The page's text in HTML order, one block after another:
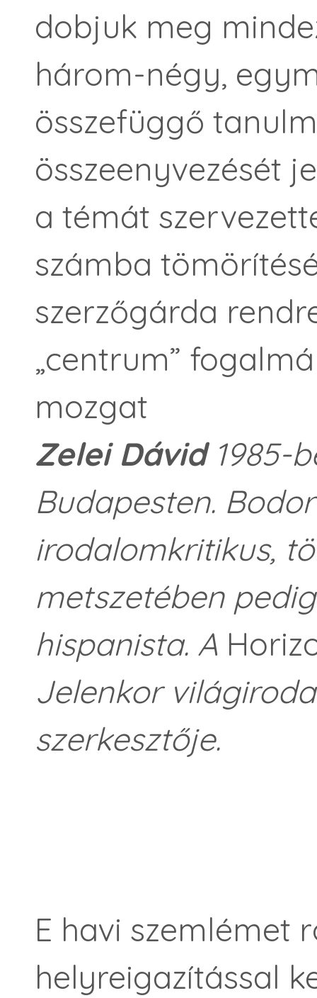
dobjuk meg
három-négy,
összefüggő
összeenyvezését
a témát
számba
szerzőgárda
„centrum”
mozgat
Zelei Dávid1985-
Budapesten.
irodalomkritikus,
metszetében pedig
hispanista. A
Jelenkor
szerkesztője.
E havi szemlémet
helyreigazítással